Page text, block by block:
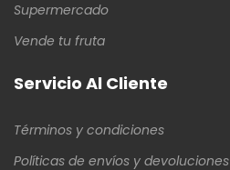
Supermercado
Vende tu fruta
Servicio Al Cliente
Términos y condiciones
Políticas de envíos y devoluciones